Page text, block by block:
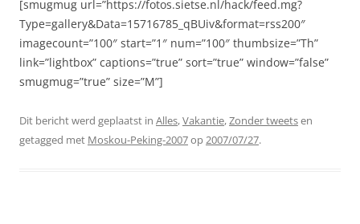
[smugmug url=”https://fotos.sietse.nl/hack/feed.mg?
Type=gallery&Data=15716785_qBUiv&format=rss200″
imagecount=”100″ start=”1″ num=”100″ thumbsize=”Th”
link=”lightbox” captions=”true” sort=”true” window=”false”
smugmug=”true” size=”M”]
Dit bericht werd geplaatst in Alles,Vakantie,Zonder tweetsen
getagged met Moskou-Peking-2007op2007/07/27.